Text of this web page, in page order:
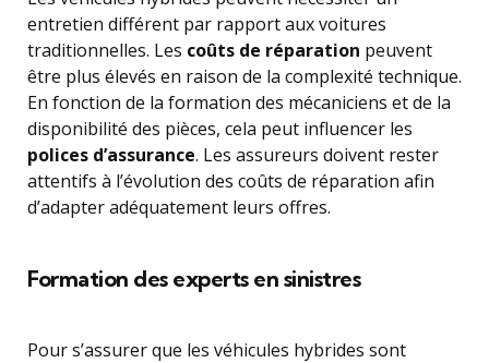
entretien différent par rapport aux voitures
traditionnelles. Les coûts de réparation peuvent
être plus élevés en raison de la complexité technique.
En fonction de la formation des mécaniciens et de la
disponibilité des pièces, cela peut influencer les
polices d’assurance. Les assureurs doivent rester
attentifs à l’évolution des coûts de réparation afin
d’adapter adéquatement leurs offres.
Formation des experts en sinistres
Pour s’assurer que les véhicules hybrides sont